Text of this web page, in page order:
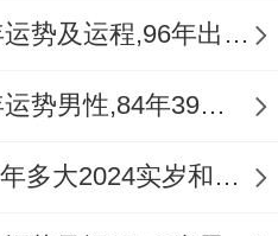
1996年属鼠人2023年运势及运程,96年出生的27岁生肖鼠2023年每月运势详解
1984年属鼠人2023年运势男性,84年39岁属鼠男2023年每月运程怎么样
1984年出生属鼠的今年多大2024实岁和虚岁